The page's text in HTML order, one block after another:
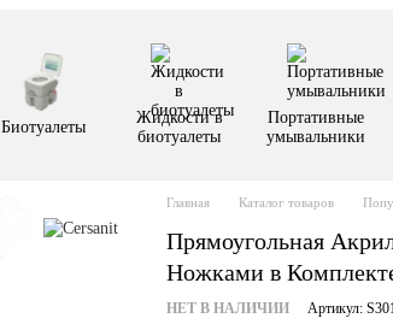
Биотуалеты
Жидкости в
биотуалеты
Портативные
умывальники
Главная Каталог товаров
Прямоугольная
Ножками в
НЕТ В НАЛИЧИИ Артикул: